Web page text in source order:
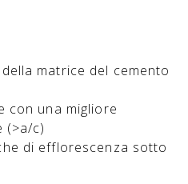
matrice del cemento
con una migliore
(>a/c)
di efflorescenza sotto